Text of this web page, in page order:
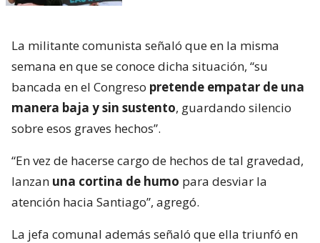
La militante comunista señaló que en la misma
semana en que se conoce dicha situación, “su
bancada en el Congreso pretende empatar de una
manera baja y sin sustento, guardando silencio
sobre esos graves hechos”.
“En vez de hacerse cargo de hechos de tal gravedad,
lanzan una cortina de humo para desviar la
atención hacia Santiago”, agregó.
La jefa comunal además señaló que ella triunfó en